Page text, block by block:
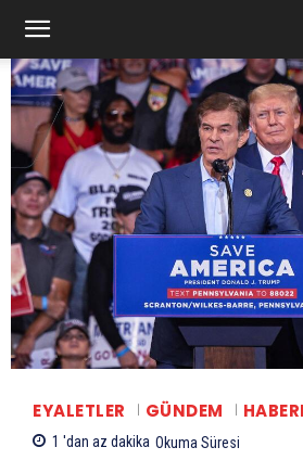
EYALETLER GÜNDEM
1 'dan az dakika Okuma Süresi